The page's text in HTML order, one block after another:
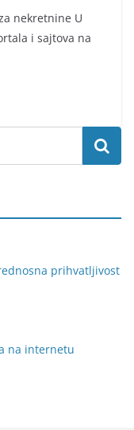
nekretnine U
i sajtova na
prihvatljivost
na internetu